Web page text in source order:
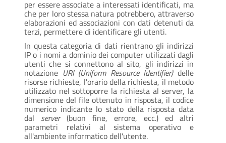
per essere associate a interessati identificati, ma
che per loro stessa natura potrebbero, attraverso
elaborazioni ed associazioni con dati detenuti da
terzi, permettere di identificare gli utenti.
In questa categoria di dati rientrano gli indirizzi
IP o i nomi a dominio dei computer utilizzati dagli
utenti che si connettono al sito, gli indirizzi in
notazione URI (Uniform Resource Identifier)delle
risorse richieste, l'orario della richiesta, il metodo
utilizzato nel sottoporre la richiesta al server, la
dimensione del file ottenuto in risposta, il codice
numerico indicante lo stato della risposta data
dal server (buon fine, errore, ecc.) ed altri
parametri relativi al sistema operativo e
all'ambiente informatico dell'utente.